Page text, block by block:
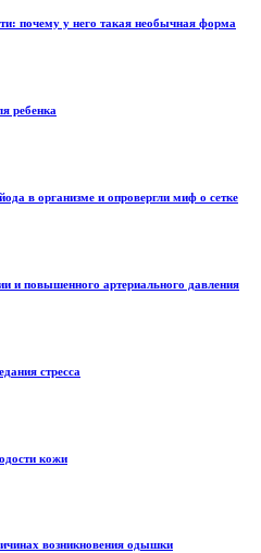
почему у него такая необычная форма
ребенка
в организме и опровергли миф о сетке
и повышенного артериального давления
стресса
кожи
возникновения одышки